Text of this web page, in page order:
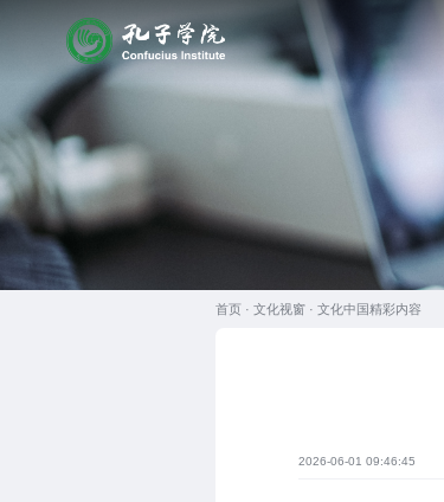
首页 · 文化视窗 · 文化中国精彩内容
2026-06-01 09:46:45